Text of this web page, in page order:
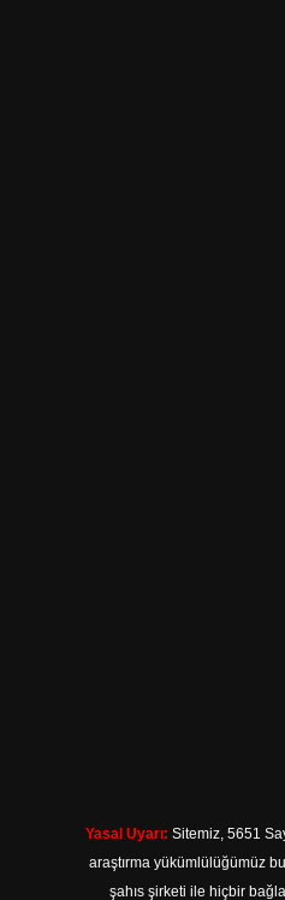
Yasal Uyarı: Sitemiz, 5651
araştırma yükümlülüğümüz
şahıs şirketi ile hiçbir